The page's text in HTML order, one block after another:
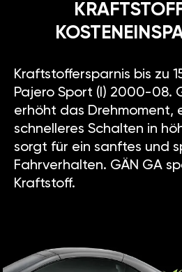
Kraftstoffersparnis bis zu
Pajero Sport (I) 2000-08.
erhöht das Drehmoment,
schnelleres Schalten in
sorgt für ein sanftes und
Fahrverhalten. GÄN GA
Kraftstoff.